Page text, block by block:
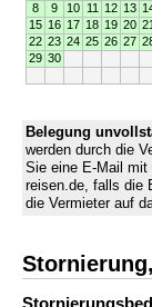
8
9 10 11 12 13
15 16 17 18 19 20
22 23 24 25 26 27
29 30
Belegung
werden durch die
Sie eine E-Mail mit
reisen.de, falls die
die Vermieter auf